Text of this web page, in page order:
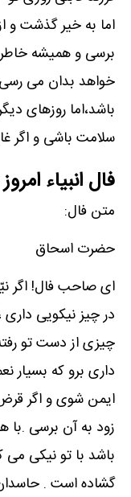
اما به خیر گذشت
برسی و همیشه خاطر
خواهد بدان می رسی
باشد،اما روزهای
سلامت باشی و اگر
فال انبیاء
متن فال:
حضرت اسحاق
ای صاحب فال! اگر
در چیز نیکویی
چیزی از دست تو
داری برو که
ایمن شوی و اگر
زود به آن برسی
باشد با تو نیکی می
گشاده است . حاسدان